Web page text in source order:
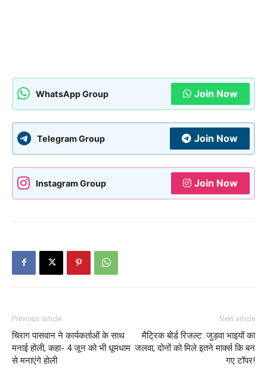
WhatsApp Group Join Now
Telegram Group Join Now
Instagram Group Join Now
Previous article
चिराग पासवान ने कार्यकर्ताओं के साथ
मनाई होली, कहा- 4 जून को भी धूमधाम
से मनाएंगे होली
Next article
मैट्रिक बोर्ड रिजल्ट: जुड़वा भाइयों का
जलवा, दोनों को मिले इतने मार्क्स कि बन
गए टॉपर!